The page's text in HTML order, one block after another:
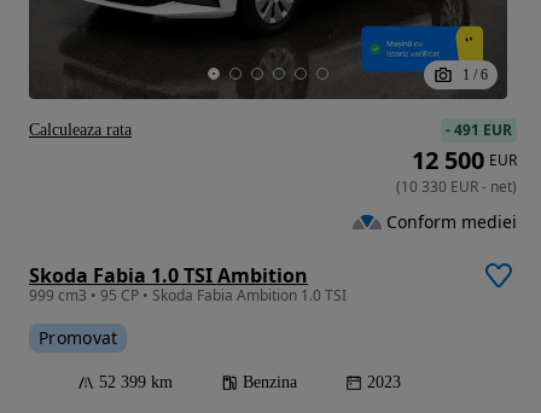
1 / 6
Skoda Fabia 1.0 TSI Ambition
999 cm3 • 95 CP • Skoda Fabia Ambition 1.0 TSI
Promovat
52 399 km Benzina 2023
-491 EUR
12 500 EUR
(10 330 EUR- net)
Conform mediei
Calculeaza rata